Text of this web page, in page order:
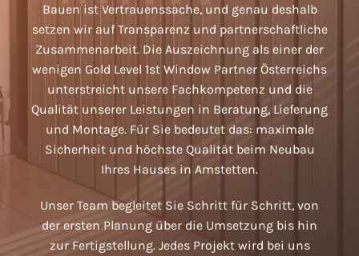
Bauen ist Vertrauenssache, und genau deshalb
setzen wir auf Transparenz und partnerschaftliche
Zusammenarbeit. Die Auszeichnung als einer der
wenigen Gold Level 1st Window Partner Österreichs
unterstreicht unsere Fachkompetenz und die
Qualität unserer Leistungen in Beratung, Lieferung
und Montage. Für Sie bedeutet das: maximale
Sicherheit und höchste Qualität beim Neubau
Ihres Hauses in Amstetten.
Unser Team begleitet Sie Schritt für Schritt, von
der ersten Planung über die Umsetzung bis hin
zur Fertigstellung. Jedes Projekt wird bei uns